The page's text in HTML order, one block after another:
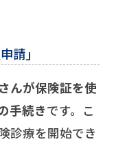
請」
んが保険証を使
手続きです。こ
診療を開始でき